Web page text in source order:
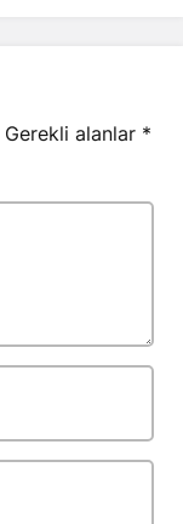
Gerekli alanlar *